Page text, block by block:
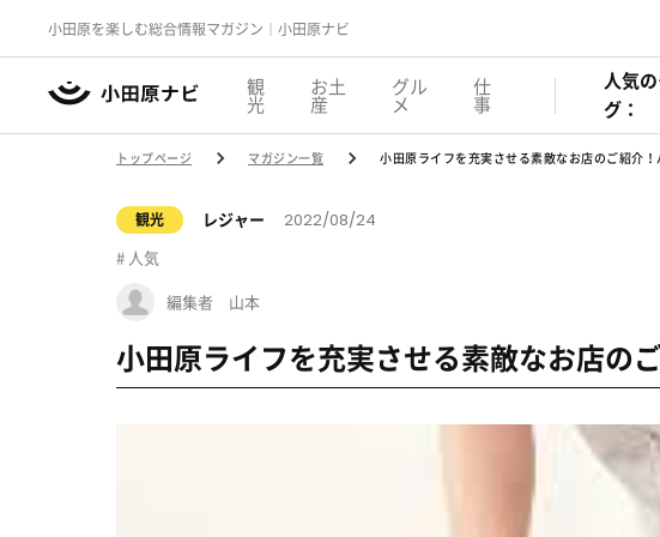
小田原を楽しむ総合情報マガジン｜小田原ナビ
観
光
お土
産
グル
メ
仕
事
人気
グ：
トップページ マガジン一覧 小田原ライフを充実させる素敵なお店のご紹介！
観光 レジャー 2022/08/24
人気
編集者 山本
小田原ライフを充実させる素敵なお店の